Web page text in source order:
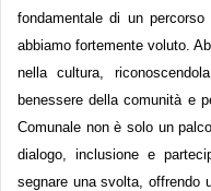
fondamentale di un
abbiamo fortemente voluto.
nella cultura,
benessere della comunità e
Comunale non è solo un
dialogo, inclusione e
segnare una svolta, offrendo